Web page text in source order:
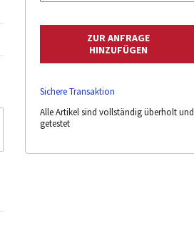
Sichere Transaktion
Alle Artikel sind vollständig überholt und
getestet